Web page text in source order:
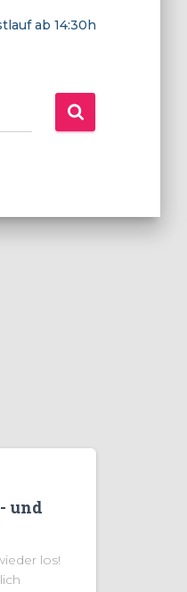
ab 14:30h
und
los!